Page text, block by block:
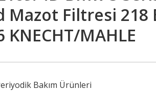
Mazot Filtresi 218
KNECHT/MAHLE
Bakım Ürünleri